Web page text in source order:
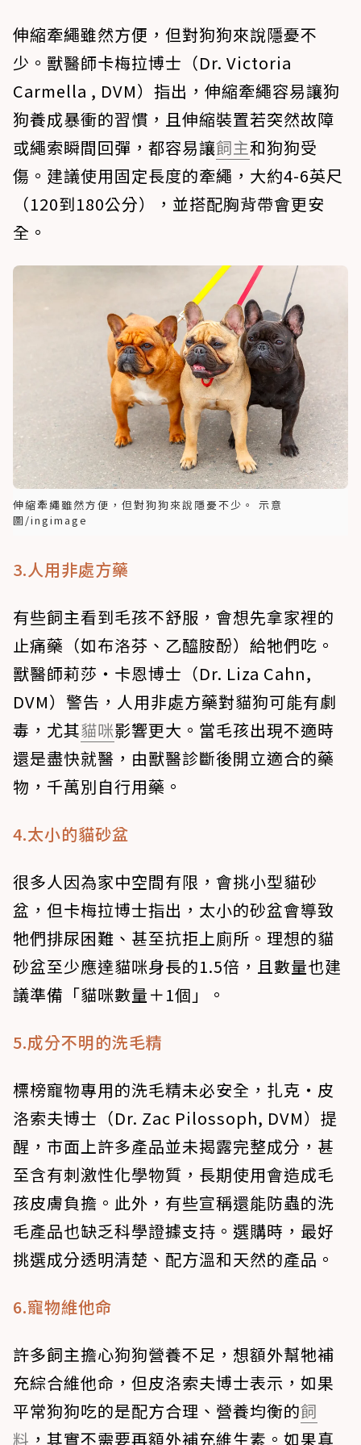
伸縮牽繩雖然方便，但對狗狗來說隱憂不
少。獸醫師卡梅拉博士（Dr. Victoria
Carmella , DVM）指出，伸縮牽繩容易讓狗
狗養成暴衝的習慣，且伸縮裝置若突然故障
或繩索瞬間回彈，都容易讓飼主和狗狗受
傷。建議使用固定長度的牽繩，大約4-6英尺
（120到180公分），並搭配胸背帶會更安
全。
伸縮牽繩雖然方便，但對狗狗來說隱憂不少。 示意
圖/ingimage
3.人用非處方藥
有些飼主看到毛孩不舒服，會想先拿家裡的
止痛藥（如布洛芬、乙醯胺酚）給牠們吃。
獸醫師莉莎‧卡恩博士（Dr. Liza Cahn,
DVM）警告，人用非處方藥對貓狗可能有劇
毒，尤其貓咪影響更大。當毛孩出現不適時
還是盡快就醫，由獸醫診斷後開立適合的藥
物，千萬別自行用藥。
4.太小的貓砂盆
很多人因為家中空間有限，會挑小型貓砂
盆，但卡梅拉博士指出，太小的砂盆會導致
牠們排尿困難、甚至抗拒上廁所。理想的貓
砂盆至少應達貓咪身長的1.5倍，且數量也建
議準備「貓咪數量＋1個」。
5.成分不明的洗毛精
標榜寵物專用的洗毛精未必安全，扎克‧皮
洛索夫博士（Dr. Zac Pilossoph, DVM）提
醒，市面上許多產品並未揭露完整成分，甚
至含有刺激性化學物質，長期使用會造成毛
孩皮膚負擔。此外，有些宣稱還能防蟲的洗
毛產品也缺乏科學證據支持。選購時，最好
挑選成分透明清楚、配方溫和天然的產品。
6.寵物維他命
許多飼主擔心狗狗營養不足，想額外幫牠補
充綜合維他命，但皮洛索夫博士表示，如果
平常狗狗吃的是配方合理、營養均衡的飼
料 ，其實不需要再額外補充維生素。如果真